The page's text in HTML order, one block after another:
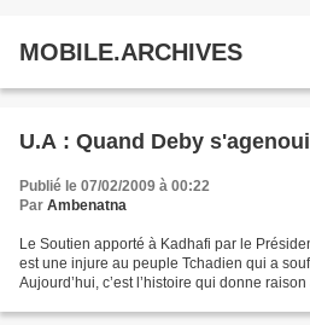
MOBILE.ARCHIVES
U.A : Quand Deby
Publié le 07/02/2009 à 00:22
Par Ambenatna
Le Soutien apporté à Kadhafi par le
est une injure au peuple Tchadien qui a
Aujourd’hui, c’est l’histoire qui donne